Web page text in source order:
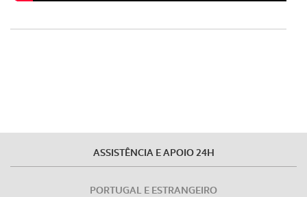
ASSISTÊNCIA E APOIO 24H
PORTUGAL E ESTRANGEIRO